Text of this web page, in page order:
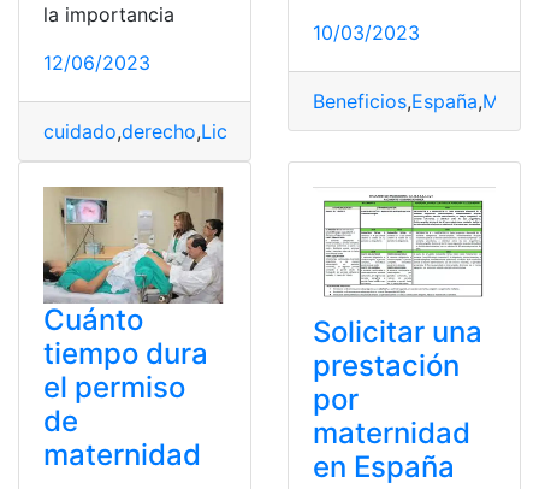
la importancia
12/06/2023
cuidado,derecho,Licencia Maternidad,permiso
10/03/2023
Beneficios,España,
Cuánto
tiempo dura
el permiso
de
maternidad
Solicitar una
prestación
por
maternidad
en España